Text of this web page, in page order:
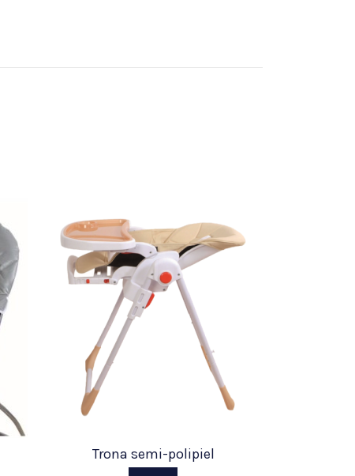
Trona semi-polipiel